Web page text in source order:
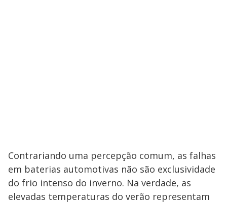
Contrariando uma percepção comum, as falhas
em baterias automotivas não são exclusividade
do frio intenso do inverno. Na verdade, as
elevadas temperaturas do verão representam